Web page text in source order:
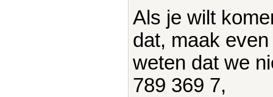
Als je wilt
dat, maak
weten dat we
789 369 7,